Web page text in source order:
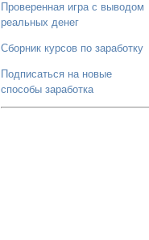
Проверенная игра с выводом
реальных денег
Сборник курсов по заработку
Подписаться на новые
способы заработка